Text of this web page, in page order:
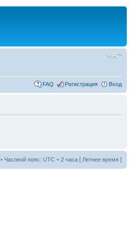
FAQ Регистрация Вход
• Часовой пояс: UTC + 2 часа [ Летнее время ]